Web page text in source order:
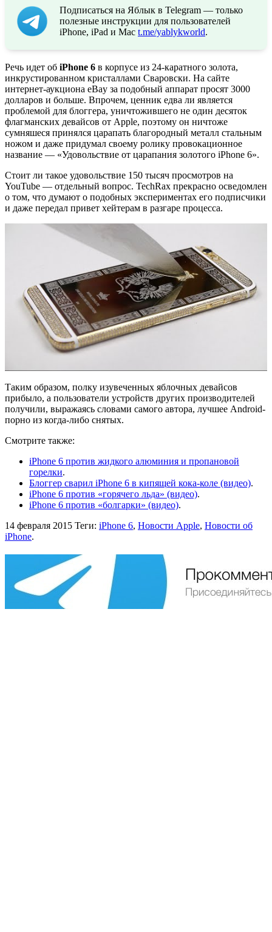
Подписаться на Яблык в Telegram — только
полезные инструкции для пользователей
iPhone, iPad и Mac t.me/yablykworld.
Речь идет об iPhone 6 в корпусе из 24-каратного золота,
инкрустированном кристаллами Сваровски. На сайте
интернет-аукциона eBay за подобный аппарат просят 3000
долларов и больше. Впрочем, ценник едва ли является
проблемой для блоггера, уничтожившего не один десяток
флагманских девайсов от Apple, поэтому он ничтоже
сумняшеся принялся царапать благородный металл стальным
ножом и даже придумал своему ролику провокационное
название — «Удовольствие от царапания золотого iPhone 6».
Стоит ли такое удовольствие 150 тысяч просмотров на
YouTube — отдельный вопрос. TechRax прекрасно осведомлен
о том, что думают о подобных экспериментах его подписчики
и даже передал привет хейтерам в разгаре процесса.
Таким образом, полку изувеченных яблочных девайсов
прибыло, а пользователи устройств других производителей
получили, выражаясь словами самого автора, лучшее Android-
порно из когда-либо снятых.
Смотрите также:
iPhone 6 против жидкого алюминия и пропановой
горелки.
Блоггер сварил iPhone 6 в кипящей кока-коле (видео).
iPhone 6 против «горячего льда» (видео).
iPhone 6 против «болгарки» (видео).
14 февраля 2015 Теги: iPhone 6, Новости Apple, Новости об
iPhone.